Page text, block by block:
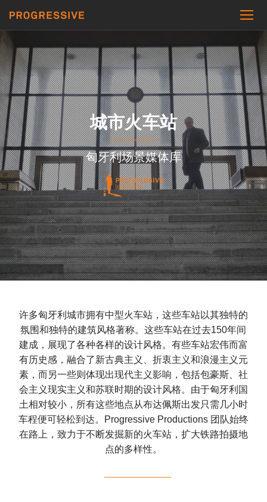
城市火车站
匈牙利场景媒体库
许多匈牙利城市拥有中型火车站，这些车站以其独特的
氛围和独特的建筑风格著称。这些车站在过去150年间
建成，展现了各种各样的设计风格。有些车站宏伟而富
有历史感，融合了新古典主义、折衷主义和浪漫主义元
素，而另一些则体现出现代主义影响，包括包豪斯、社
会主义现实主义和苏联时期的设计风格。由于匈牙利国
土相对较小，所有这些地点从布达佩斯出发只需几小时
车程便可轻松到达。Progressive Productions 团队始终
在路上，致力于不断发掘新的火车站，扩大铁路拍摄地
点的多样性。